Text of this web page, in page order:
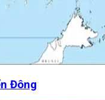
Đông